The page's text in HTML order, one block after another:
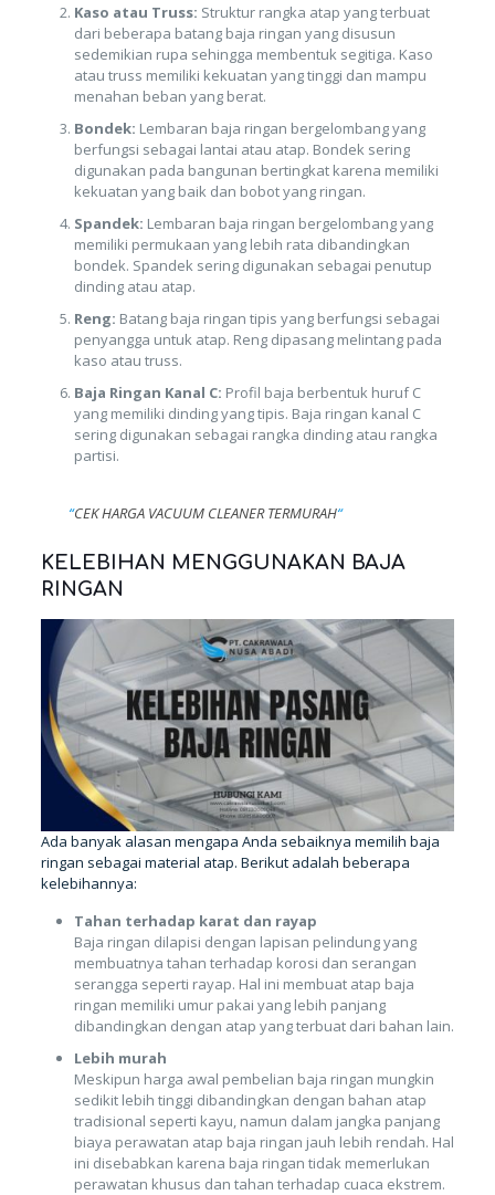
Kaso atau Truss: Struktur rangka atap yang terbuat
dari beberapa batang baja ringan yang disusun
sedemikian rupa sehingga membentuk segitiga. Kaso
atau truss memiliki kekuatan yang tinggi dan mampu
menahan beban yang berat.
Bondek: Lembaran baja ringan bergelombang yang
berfungsi sebagai lantai atau atap. Bondek sering
digunakan pada bangunan bertingkat karena memiliki
kekuatan yang baik dan bobot yang ringan.
Spandek: Lembaran baja ringan bergelombang yang
memiliki permukaan yang lebih rata dibandingkan
bondek. Spandek sering digunakan sebagai penutup
dinding atau atap.
Reng: Batang baja ringan tipis yang berfungsi sebagai
penyangga untuk atap. Reng dipasang melintang pada
kaso atau truss.
Baja Ringan Kanal C: Profil baja berbentuk huruf C
yang memiliki dinding yang tipis. Baja ringan kanal C
sering digunakan sebagai rangka dinding atau rangka
partisi.
“CEK HARGA VACUUM CLEANER TERMURAH“
KELEBIHAN MENGGUNAKAN BAJA
RINGAN
Ada banyak alasan mengapa Anda sebaiknya memilih baja
ringan sebagai material atap. Berikut adalah beberapa
kelebihannya:
Tahan terhadap karat dan rayap
Baja ringan dilapisi dengan lapisan pelindung yang
membuatnya tahan terhadap korosi dan serangan
serangga seperti rayap. Hal ini membuat atap baja
ringan memiliki umur pakai yang lebih panjang
dibandingkan dengan atap yang terbuat dari bahan lain.
Lebih murah
Meskipun harga awal pembelian baja ringan mungkin
sedikit lebih tinggi dibandingkan dengan bahan atap
tradisional seperti kayu, namun dalam jangka panjang
biaya perawatan atap baja ringan jauh lebih rendah. Hal
ini disebabkan karena baja ringan tidak memerlukan
perawatan khusus dan tahan terhadap cuaca ekstrem.